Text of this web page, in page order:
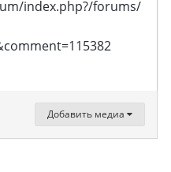
index.php?/forums/
Добавить медиа